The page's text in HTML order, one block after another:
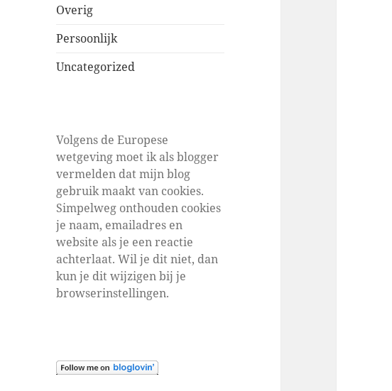
Overig
Persoonlijk
Uncategorized
Volgens de Europese
wetgeving moet ik als blogger
vermelden dat mijn blog
gebruik maakt van cookies.
Simpelweg onthouden cookies
je naam, emailadres en
website als je een reactie
achterlaat. Wil je dit niet, dan
kun je dit wijzigen bij je
browserinstellingen.